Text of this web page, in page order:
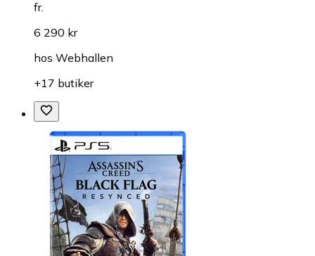
fr.
6 290 kr
hos Webhallen
+17 butiker